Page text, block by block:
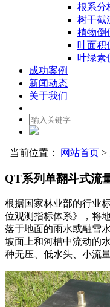
根系分
树干截
植物倒
叶面积
叶绿素
成功案例
新闻动态
关于我们
当前位置： 网站首页 >
QT系列单翻斗式流
根据国家林业部的行业
位观测指标体系》，将
落于地面的雨水或融雪
坡面上和河槽中流动的
种无压、低水头、小流